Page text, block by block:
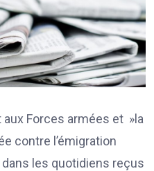
aux Forces armées et »la
contre l’émigration
les quotidiens reçus